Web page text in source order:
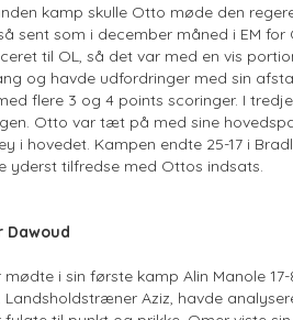
kamp skulle Otto møde den
sent som i december måned i EM
til OL, så det var med en vis
og havde udfordringer med sin
flere 3 og 4 points scoringer. I
Otto var tæt på med sine
i hovedet. Kampen endte 25-17 i
yderst tilfredse med Ottos indsats.
Dawoud
mødte i sin første kamp Alin Manole
Landsholdstræner Aziz, havde